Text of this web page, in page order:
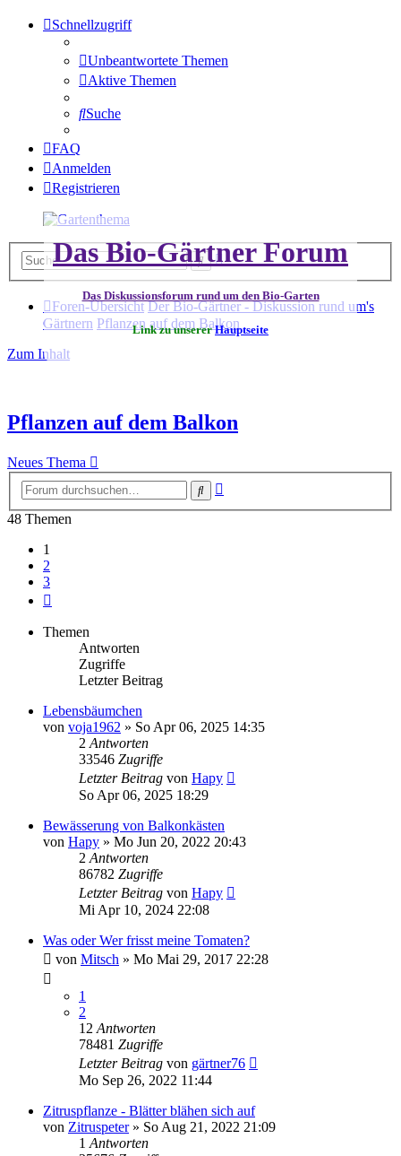
Schnellzugriff
Unbeantwortete Themen
Aktive Themen
Suche
FAQ
Anmelden
Registrieren
Das Bio-Gärtner Forum
Das Diskussionsforum rund um den Bio-Garten
Link zu unsererHauptseite
SucheErweiterte
Foren-Übersicht Der Bio-Gärtner - Diskussion rund um's
Gärtnern Pflanzen auf dem Balkon
Zum Inhalt
Pflanzen auf dem Balkon
Neues Thema
Suche
48 Themen
1
2
3
Themen
Antworten
Zugriffe
Letzter Beitrag
Lebensbäumchen
von voja1962 » So Apr 06, 2025 14:35
2 Antworten
33546 Zugriffe
Letzter Beitrag von Hapy
So Apr 06, 2025 18:29
Bewässerung von Balkonkästen
von Hapy » Mo Jun 20, 2022 20:43
2 Antworten
86782 Zugriffe
Letzter Beitrag von Hapy
Mi Apr 10, 2024 22:08
Was oder Wer frisst meine Tomaten?
von Mitsch » Mo Mai 29, 2017 22:28
1
2
12 Antworten
78481 Zugriffe
Letzter Beitrag von gärtner76
Mo Sep 26, 2022 11:44
Zitruspflanze - Blätter blähen sich auf
von Zitruspeter» So Aug 21, 2022 21:09
1 Antworten